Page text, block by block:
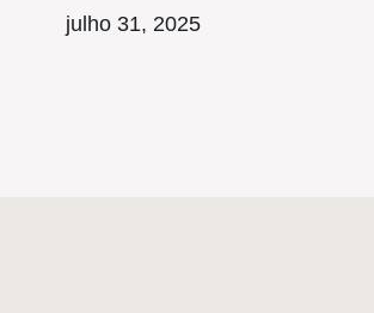
julho 31, 2025